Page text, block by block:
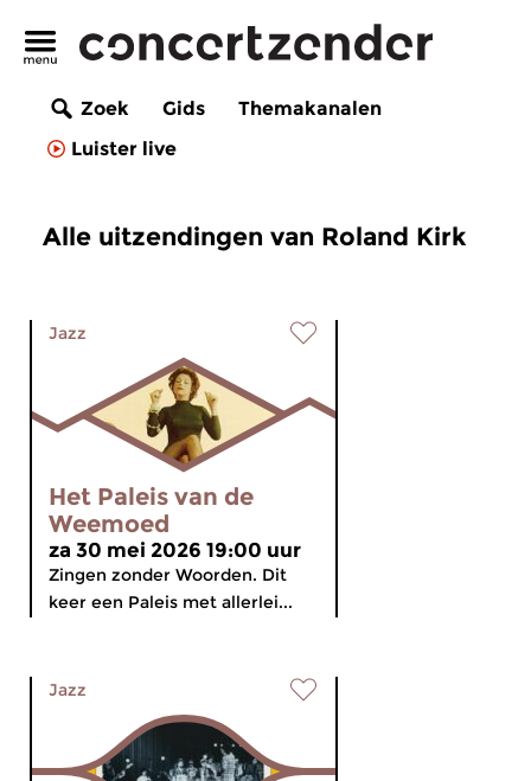
Zoek Gids
Themakanalen
Luister live
Alle uitzendingen van Roland Kirk
Jazz
Het Paleis van de
Weemoed
za 30 mei 2026 19:00 uur
Zingen zonder Woorden. Dit
keer een Paleis met allerlei...
Jazz